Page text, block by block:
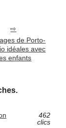
de Porto-
idéales avec
enfants
462
clics